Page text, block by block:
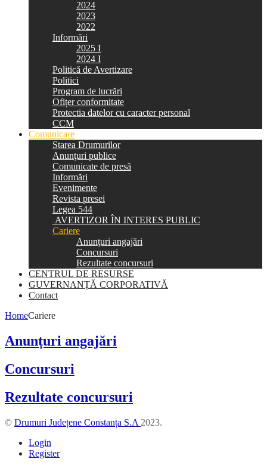
2024
2023
2022
Informări
2025 I
2024 I
Politică de Avertizare
Politici
Program de lucrări
Ofițer conformitate
Protectia datelor cu caracter personal
CCM
Comunicare
Starea Drumurilor
Anunţuri publice
Comunicate de presă
Informări
Evenimente
Revista presei
Legea 544
AVERTIZOR ÎN INTERES PUBLIC
Cariere
Anunţuri angajări
Concursuri
Rezultate concursuri
CENTRUL DE RESURSE
GUVERNANȚĂ CORPORATIVĂ
Contact
HomeCariere
Anunțuri angajări
Concursuri
Rezultate concursuri
© Drumuri Județene Constanța S.A 2023.
Login
Register